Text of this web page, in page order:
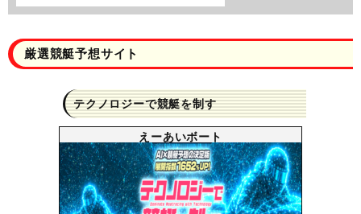
厳選競艇予想サイト
テクノロジーで競艇を制す
えーあいボート